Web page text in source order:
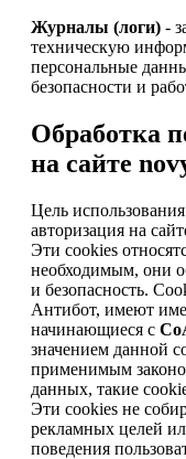
Журналы (логи) -
техническую
персональные
безопасности и
Обработка
на сайте
Цель
авторизация на
Эти cookies
необходимым, они
и безопасность.
Антибот, имеют
начинающиеся с
значением данной
применимым
данных, такие
Эти cookies не
рекламных целей
поведения